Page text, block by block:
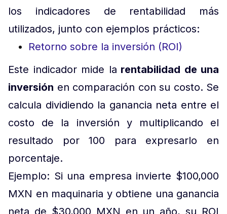
los indicadores de rentabilidad más
utilizados, junto con ejemplos prácticos:
Retorno sobre la inversión (ROI)
Este indicador mide la rentabilidad de una
inversión en comparación con su costo. Se
calcula dividiendo la ganancia neta entre el
costo de la inversión y multiplicando el
resultado por 100 para expresarlo en
porcentaje.
Ejemplo: Si una empresa invierte $100,000
MXN en maquinaria y obtiene una ganancia
neta de $30,000 MXN en un año, su ROI